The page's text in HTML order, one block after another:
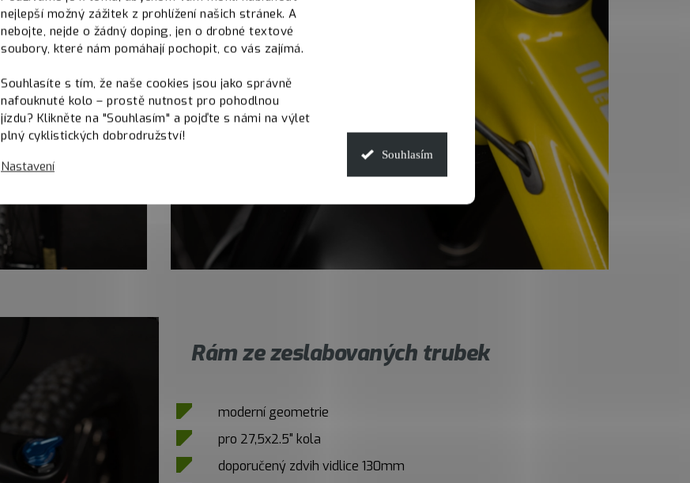
nejlepší možný zážitek z prohlížení našich stránek. A
nebojte, nejde o žádný doping, jen o drobné textové
soubory, které nám pomáhají pochopit, co vás zajímá.
Souhlasíte s tím, že naše cookies jsou jako správně
nafouknuté kolo – prostě nutnost pro pohodlnou
jízdu? Klikněte na "Souhlasím" a pojďte s námi na výlet
plný cyklistických dobrodružství!
Nastavení
Souhlasím
Rám ze zeslabovaných trubek
moderní geometrie
pro 27,5x2.5" kola
doporučený zdvih vidlice 130mm